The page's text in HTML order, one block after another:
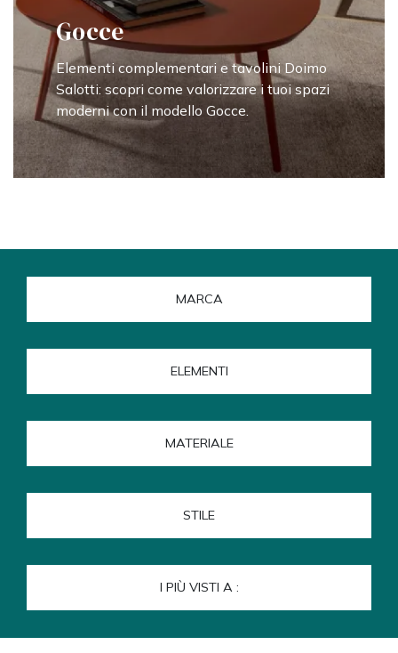
Gocce
Elementi complementari e tavolini Doimo
Salotti: scopri come valorizzare i tuoi spazi
moderni con il modello Gocce.
MARCA
ELEMENTI
MATERIALE
STILE
I PIÙ VISTI A :